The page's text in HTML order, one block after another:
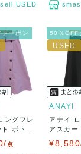
ーポン
ングフレ
ボトム
点
50％OFF
ANAYI
アナイ
アスカー